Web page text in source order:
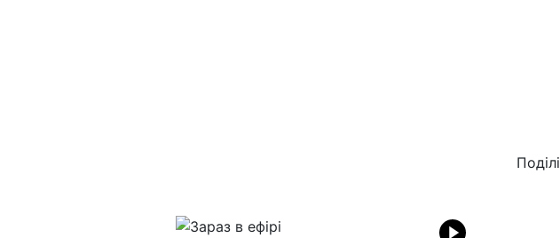
Зараз в ефірі